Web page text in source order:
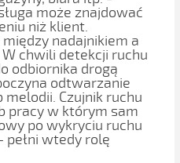
może znajdować
niż klient.
nadajnikiem a
chwili detekcji ruchu
odbiornika drogą
odtwarzanie
Czujnik ruchu
pracy w którym sam
po wykryciu ruchu
pełni wtedy rolę